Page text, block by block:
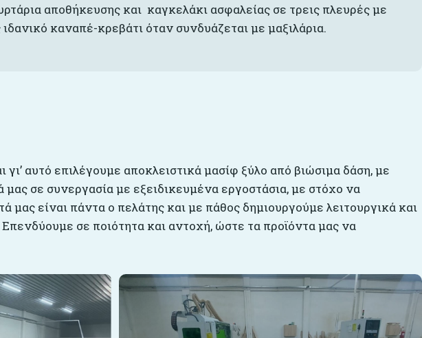
αποθήκευσης και καγκελάκι ασφαλείας σε τρεις πλευρές με
καναπέ-κρεβάτι όταν συνδυάζεται με μαξιλάρια.
αυτό επιλέγουμε αποκλειστικά μασίφ ξύλο από βιώσιμα δάση, με
σε συνεργασία με εξειδικευμένα εργοστάσια, με στόχο να
είναι πάντα ο πελάτης και με πάθος δημιουργούμε λειτουργικά και
σε ποιότητα και αντοχή, ώστε τα προϊόντα μας να